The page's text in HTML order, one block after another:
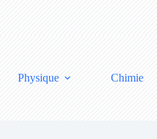
Physique Chimie